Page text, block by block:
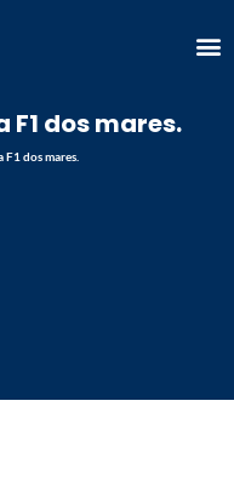
F1 dos mares.
dos mares.